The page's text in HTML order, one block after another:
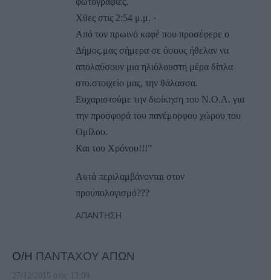
Χθες στις 2:54 μ.μ. ·
Από τον πρωινό καφέ που προσέφερε ο
Δήμος.μας σήμερα σε όσους ήθελαν να
απολαύσουν μια ηλιόλουστη μέρα δίπλα
στο.στοιχείο μας, την θάλασσα.
Ευχαριστούμε την διοίκηση του Ν.Ο.Α. για
την προσφορά του πανέμορφου χώρου του
Ομίλου.
Και του Χρόνου!!!”
Aυτά περιλαμβάνονται στον
προυπολογισμό???
ΑΠΆΝΤΗΣΗ
Ο/Η ΠΑΝΤΑΧΟΥ ΑΠΩΝ
27/12/2015 στις 13:09